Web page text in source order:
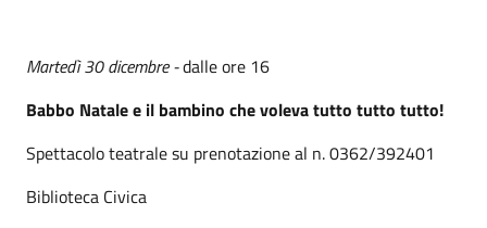
Martedì 30 dicembre -dalle ore 16
Babbo Natale e il bambino che voleva tutto tutto tutto!
Spettacolo teatrale su prenotazione al n. 0362/392401
Biblioteca Civica